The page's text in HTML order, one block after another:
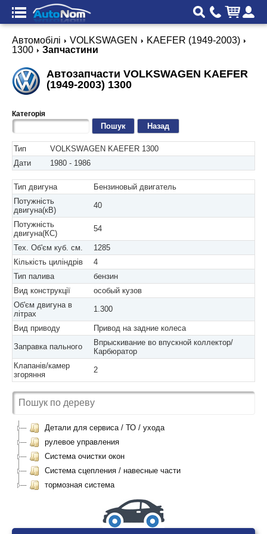
Автомобілі VOLKSWAGEN
KAEFER (1949-2003)
1300
Запчастини
Автозапчасти VOLKSWAGEN KAEFER
(1949-2003) 1300
Категорія
Назад
Тип
VOLKSWAGEN KAEFER 1300
Дати
1980 - 1986
Тип двигуна
Бензиновый двигатель
Потужність
двигуна(кВ)
40
Потужність
двигуна(КС)
54
Тех. Об'єм куб. см.
1285
Кількість циліндрів
4
Тип палива
бензин
Вид конструкції
особый кузов
Об'єм двигуна в
літрах
1.300
Вид приводу Привод на задние колеса
Заправка пального
Впрыскивание во впускной коллектор/
Карбюратор
Клапанів/камер
згоряння
2
Детали для сервиса / ТО / ухода
рулевое управления
Система очистки окон
Система сцепления / навесные части
тормозная система